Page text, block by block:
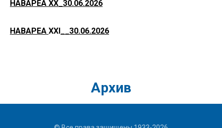
НАВАРЕА XX_30.06.2026
НАВАРЕА ХХI __30.06.2026
Архив